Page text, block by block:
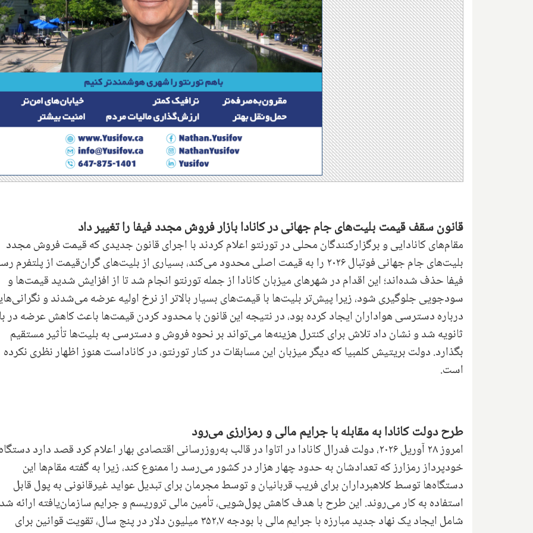
قانون سقف قیمت بلیت‌های جام جهانی در کانادا بازار فروش مجدد فیفا را تغییر داد
مقام‌های کانادایی و برگزارکنندگان محلی در تورنتو اعلام کردند با اجرای قانون جدیدی که قیمت فروش مجدد
بلیت‌های جام جهانی فوتبال ۲۰۲۶ را به قیمت اصلی محدود می‌کند، بسیاری از بلیت‌های گران‌قیمت از
فیفا حذف شده‌اند؛ این اقدام در شهرهای میزبان کانادا از جمله تورنتو انجام شد تا از افزایش شدید قیمت‌ها و
سودجویی جلوگیری شود، زیرا پیش‌تر بلیت‌ها با قیمت‌های بسیار بالاتر از نرخ اولیه عرضه می‌شدند و
درباره دسترسی هواداران ایجاد کرده بود، در نتیجه این قانون با محدود کردن قیمت‌ها باعث کاهش عرضه در
ثانویه شد و نشان داد تلاش برای کنترل هزینه‌ها می‌تواند بر نحوه فروش و دسترسی به بلیت‌ها تأثیر مستقیم
بگذارد. دولت بریتیش کلمبیا که دیگر میزبان این مسابقات در کنار تورنتو، در کاناداست هنوز اظهار نظری نکرده
است.
طرح دولت کانادا به مقابله با جرایم مالی و رمزارزی می‌رود
امروز ۲۸ آوریل ۲۰۲۶، دولت فدرال کانادا در اتاوا در قالب به‌روزرسانی اقتصادی بهار اعلام کرد قصد دارد
خودپرداز رمزارز که تعدادشان به حدود چهار هزار در کشور می‌رسد را ممنوع کند، زیرا به گفته مقام‌ها این
دستگاه‌ها توسط کلاهبرداران برای فریب قربانیان و توسط مجرمان برای تبدیل عواید غیرقانونی به پول قابل
استفاده به کار می‌روند. این طرح با هدف کاهش پول‌شویی، تأمین مالی تروریسم و جرایم سازمان‌یافته ارائه
شامل ایجاد یک نهاد جدید مبارزه با جرایم مالی با بودجه ۳۵۲٫۷ میلیون دلار در پنج سال، تقویت قوانین برای